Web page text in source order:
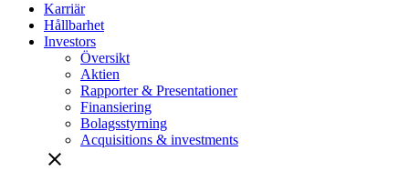
Karriär
Hållbarhet
Investors
Översikt
Aktien
Rapporter & Presentationer
Finansiering
Bolagsstyrning
Acquisitions & investments
close